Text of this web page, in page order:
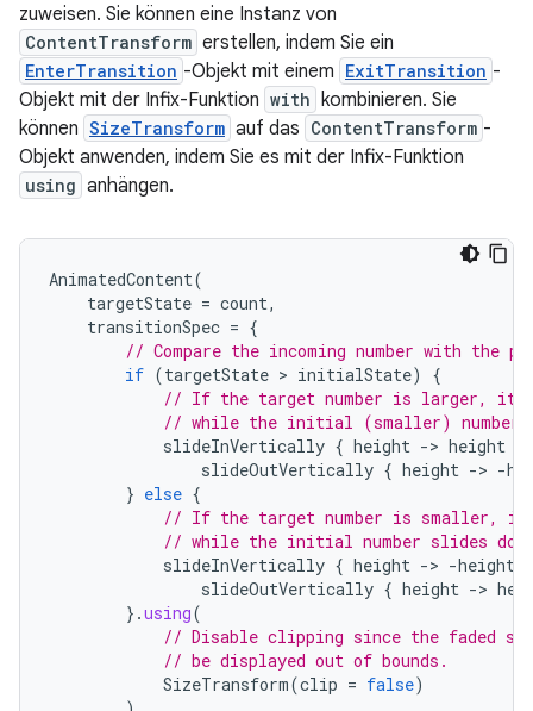
zuweisen. Sie können eine Instanz von
ContentTransform erstellen, indem Sie ein
EnterTransition -Objekt mit einem ExitTransition -
Objekt mit der Infix-Funktion with kombinieren. Sie
können SizeTransform auf das ContentTransform -
Objekt anwenden, indem Sie es mit der Infix-Funktion
using anhängen.
AnimatedContent(
targetState = count,
transitionSpec = {
// Compare the incoming number with the
if (targetState > initialState)
{
// If the target number is larger, it
// while the initial (smaller) number
slideInVertically { height -> height
slideOutVertically { height -> -
} else {
// If the target number is smaller, it
// while the initial number slides
slideInVertically { height -> -height
slideOutVertically { height ->
}.using(
// Disable clipping since the faded
// be displayed out of bounds.
SizeTransform(clip = false)